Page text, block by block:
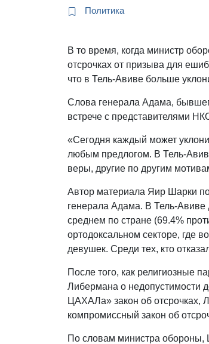
Политика
В то время, когда министр
отсрочках от призыва для
что в Тель-Авиве больше
Слова генерала Адама,
встрече с представителями
«Сегодня каждый может
любым предлогом. В Тель-
веры, другие по другим
Автор материала Яир Шарки
генерала Адама. В Тель-
среднем по стране (69.4%
ортодоксальном секторе, где
девушек. Среди тех, кто
После того, как религиозные
Либермана о недопустимости
ЦАХАЛа» закон об отсрочках,
компромиссный закон об
По словам министра обороны,